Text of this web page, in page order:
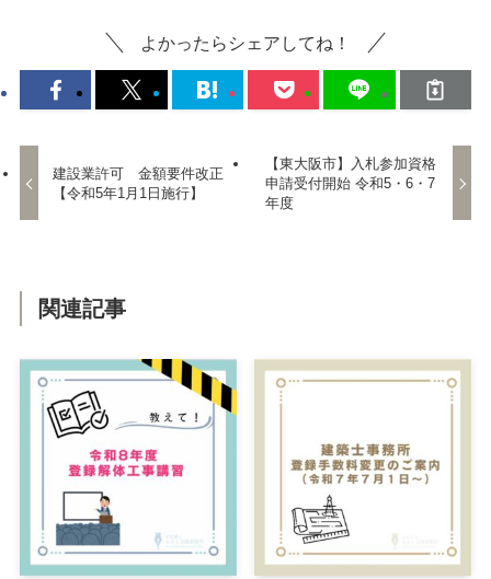
よかったらシェアしてね！
建設業許可 金額要件改正
【令和5年1月1日施行】
【東大阪市】入札参加資格
申請受付開始 令和5・6・7
年度
関連記事